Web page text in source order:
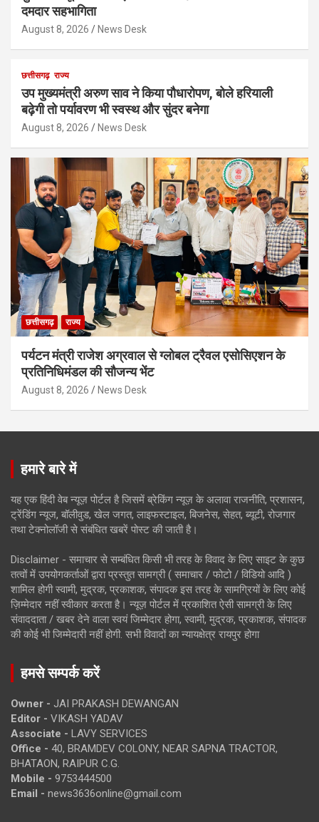
दमदार सहभागिता
August 8, 2026 News Desk
छत्तीसगढ़ राज्य
उप मुख्यमंत्री अरुण साव ने किया पौधारोपण, बोले हरियाली
बढ़ेगी तो पर्यावरण भी स्वस्थ और सुंदर बनेगा
August 8, 2026 News Desk
छत्तीसगढ़ राज्य
पर्यटन मंत्री राजेश अग्रवाल से ग्लोबल ट्रैवल एसोसिएशन के
प्रतिनिधिमंडल की सौजन्य भेंट
August 8, 2026 News Desk
हमारे बारे में
यह एक हिंदी वेब न्यूज़ पोर्टल है जिसमें ब्रेकिंग न्यूज़ के अलावा राजनीति, प्रशासन,
ट्रेंडिंग न्यूज, बॉलीवुड, खेल जगत, लाइफस्टाइल, बिजनेस, सेहत, ब्यूटी, रोजगार
तथा टेक्नोलॉजी से संबंधित खबरें पोस्ट की जाती है।
Disclaimer - समाचार से सम्बंधित किसी भी तरह के विवाद के लिए साइट के कुछ
तत्वों में उपयोगकर्ताओं द्वारा प्रस्तुत सामग्री ( समाचार / फोटो / विडियो आदि )
शामिल होगी स्वामी, मुद्रक, प्रकाशक, संपादक इस तरह के सामग्रियों के लिए कोई
ज़िम्मेदार नहीं स्वीकार करता है। न्यूज़ पोर्टल में प्रकाशित ऐसी सामग्री के लिए
संवाददाता / खबर देने वाला स्वयं जिम्मेदार होगा, स्वामी, मुद्रक, प्रकाशक, संपादक
की कोई भी जिम्मेदारी नहीं होगी. सभी विवादों का न्यायक्षेत्र रायपुर होगा
हमसे सम्पर्क करें
Owner - JAI PRAKASH DEWANGAN
Editor - VIKASH YADAV
Associate - LAVY SERVICES
Office - 40, BRAMDEV COLONY, NEAR SAPNA TRACTOR,
BHATAON, RAIPUR C.G.
Mobile - 9753444500
Email - news3636online@gmail.com